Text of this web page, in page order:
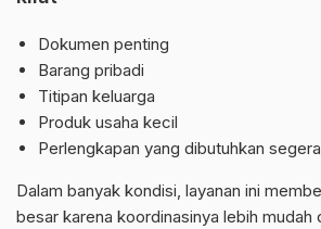
Dokumen penting
Barang pribadi
Titipan keluarga
Produk usaha kecil
Perlengkapan yang dibutuhkan segera
Dalam banyak kondisi, layanan ini
besar karena koordinasinya lebih mudah